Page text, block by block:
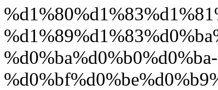
%d0%ba%d0%b0%d0%ba-